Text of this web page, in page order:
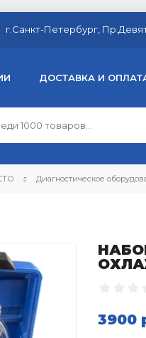
г.Санкт-Петербург,
ДОСТАВКА И
Диагностическое
3900